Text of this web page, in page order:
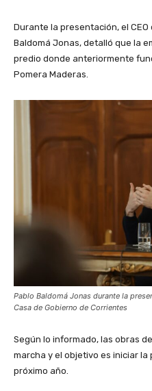
Durante la presentación, el CEO
Baldomá Jonas, detalló que la
predio donde anteriormente
Pomera Maderas.
Pablo Baldomá Jonas durante la
Casa de Gobierno de Corrientes
Según lo informado, las obras
marcha y el objetivo es iniciar
próximo año.